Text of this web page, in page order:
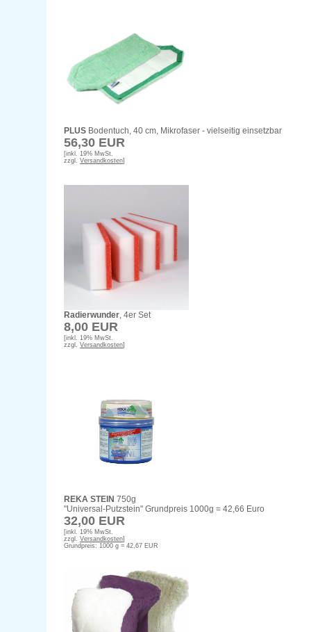
PLUS Bodentuch, 40 cm, Mikrofaser - vielseitig einsetzbar
56,30 EUR
[inkl. 19% MwSt.
zzgl.Versandkosten]
Radierwunder, 4er Set
8,00 EUR
[inkl. 19% MwSt.
zzgl.Versandkosten]
REKA STEIN 750g
"Universal-Putzstein" Grundpreis 1000g = 42,66 Euro
32,00 EUR
[inkl. 19% MwSt.
zzgl.Versandkosten]
Grundpreis: 1000 g = 42,67 EUR